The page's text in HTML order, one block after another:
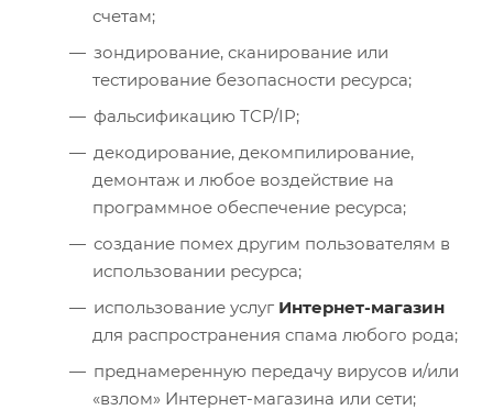
счетам;
зондирование, сканирование или
тестирование безопасности ресурса;
фальсификацию TCP/IP;
декодирование, декомпилирование,
демонтаж и любое воздействие на
программное обеспечение ресурса;
создание помех другим пользователям в
использовании ресурса;
использование услуг Интернет-магазин
для распространения спама любого рода;
преднамеренную передачу вирусов и/или
«взлом» Интернет-магазина или сети;